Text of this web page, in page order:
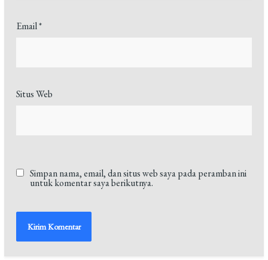
Email*
Situs Web
Simpan nama, email, dan situs web saya pada peramban ini
untuk komentar saya berikutnya.